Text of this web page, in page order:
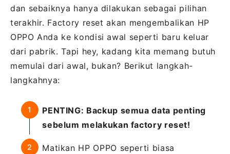
dan sebaiknya hanya dilakukan sebagai pilihan
terakhir. Factory reset akan mengembalikan HP
OPPO Anda ke kondisi awal seperti baru keluar
dari pabrik. Tapi hey, kadang kita memang butuh
memulai dari awal, bukan? Berikut langkah-
langkahnya:
PENTING: Backup semua data penting
sebelum melakukan factory reset!
Matikan HP OPPO seperti biasa